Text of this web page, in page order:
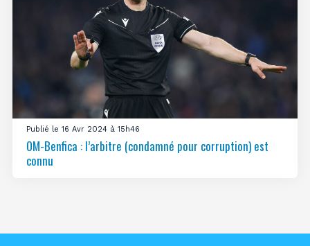
Publié le 16 Avr 2024 à 15h46
OM-Benfica : l’arbitre (condamné pour corruption) est
connu